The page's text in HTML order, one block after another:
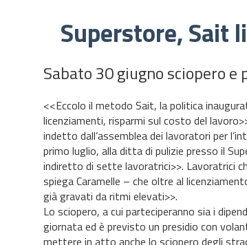
Superstore, Sait
Sabato 30 giugno sciopero
<<Eccolo il metodo Sait, la politica
licenziamenti, risparmi sul costo del
indetto dall’assemblea dei lavoratori per
primo luglio, alla ditta di pulizie presso il
indiretto di sette lavoratrici>>. Lavoratrici
spiega Caramelle – che oltre al
già gravati da ritmi elevati>>.
Lo sciopero, a cui parteciperanno sia i
giornata ed è previsto un presidio con